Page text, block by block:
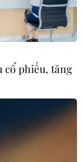
04:17
bằng bàn thắng
cổ phiếu, tăng